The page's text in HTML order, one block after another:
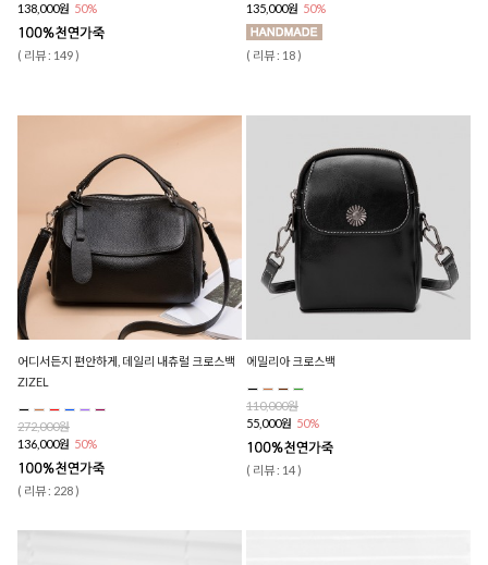
138,000원 50%
( 리뷰 : 149 )
135,000원 50%
( 리뷰 : 18 )
어디서든지 편안하게, 데일리 내츄럴 크로스백
ZIZEL
272,000원
136,000원 50%
( 리뷰 : 228 )
에밀리아 크로스백
110,000원
55,000원 50%
( 리뷰 : 14 )